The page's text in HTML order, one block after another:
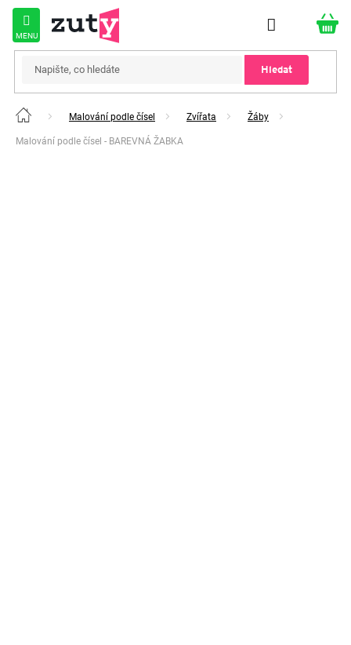
Přejít
obsah
Hledat
Domů Malování podle čísel Zvířata Žáby
Malování podle čísel - BAREVNÁ ŽABKA